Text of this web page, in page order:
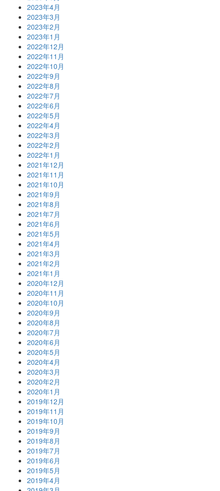
2023年4月
2023年3月
2023年2月
2023年1月
2022年12月
2022年11月
2022年10月
2022年9月
2022年8月
2022年7月
2022年6月
2022年5月
2022年4月
2022年3月
2022年2月
2022年1月
2021年12月
2021年11月
2021年10月
2021年9月
2021年8月
2021年7月
2021年6月
2021年5月
2021年4月
2021年3月
2021年2月
2021年1月
2020年12月
2020年11月
2020年10月
2020年9月
2020年8月
2020年7月
2020年6月
2020年5月
2020年4月
2020年3月
2020年2月
2020年1月
2019年12月
2019年11月
2019年10月
2019年9月
2019年8月
2019年7月
2019年6月
2019年5月
2019年4月